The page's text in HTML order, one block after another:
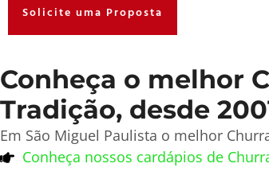
Solicite uma Proposta
Conheça o melhor
Tradição, desde
Em São Miguel Paulista o melhor
Conheça nossos cardápios de